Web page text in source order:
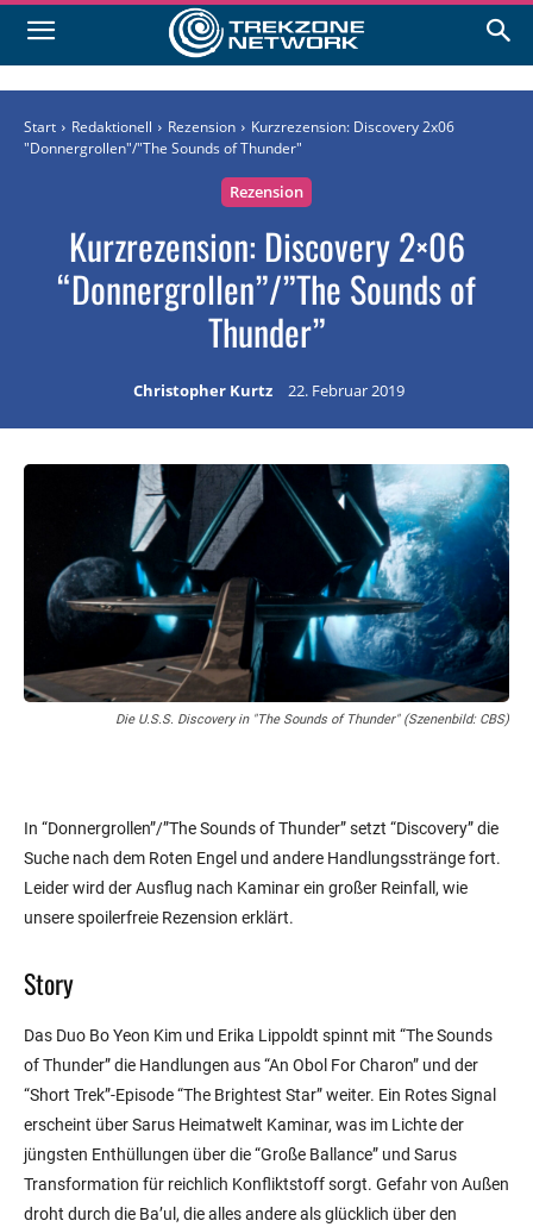
Start Redaktionell Rezension
Kurzrezension: Discovery 2x06
"Donnergrollen"/"The Sounds of Thunder"
Rezension
Kurzrezension: Discovery 2×06
“Donnergrollen”/”The Sounds of
Thunder”
Christopher Kurtz 22. Februar 2019
Die U.S.S. Discovery in "The Sounds of Thunder" (Szenenbild: CBS)
In “Donnergrollen”/”The Sounds of Thunder” setzt “Discovery” die
Suche nach dem Roten Engel und andere Handlungsstränge fort.
Leider wird der Ausflug nach Kaminar ein großer Reinfall, wie
unsere spoilerfreie Rezension erklärt.
Story
Das Duo Bo Yeon Kim und Erika Lippoldt spinnt mit “The Sounds
of Thunder” die Handlungen aus “An Obol For Charon” und der
“Short Trek”-Episode “The Brightest Star” weiter. Ein Rotes Signal
erscheint über Sarus Heimatwelt Kaminar, was im Lichte der
jüngsten Enthüllungen über die “Große Ballance” und Sarus
Transformation für reichlich Konfliktstoff sorgt. Gefahr von Außen
droht durch die Ba’ul, die alles andere als glücklich über den